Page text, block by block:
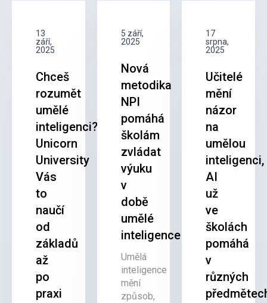
13
září,
2025
Chceš
rozumět
umělé
inteligenci?
Unicorn
University
Vás
to
naučí
od
základů
až
po
praxi
5 září,
2025
Nová
metodika
NPI
pomáhá
školám
zvládat
výuku
v
době
umělé
inteligence
Umělá
inteligence
mění
způsob,
17
srpna,
2025
Učitelé
mění
názor
na
umělou
inteligenci,
AI
už
ve
školách
pomáhá
v
různých